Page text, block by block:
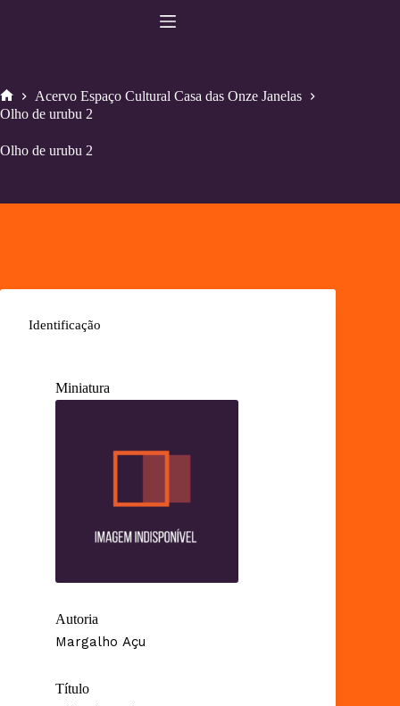
Home
Acervo Espaço Cultural Casa das Onze Janelas
Olho de urubu 2
Olho de urubu 2
Identificação
Miniatura
Autoria
Margalho Açu
Título